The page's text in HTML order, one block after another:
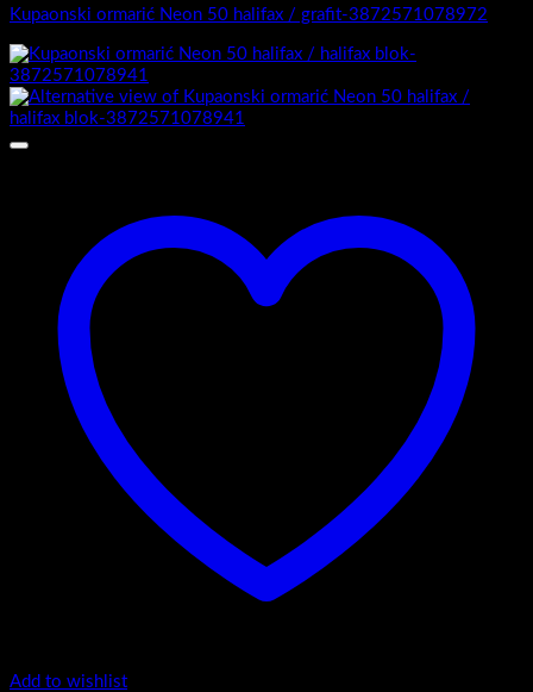
Kupaonski ormarić Neon 50 halifax / grafit-3872571078972
Add to wishlist